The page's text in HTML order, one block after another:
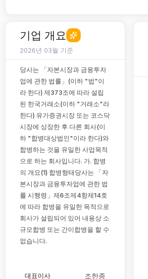
기업 개요
2026년 03월 기준
당사는 「자본시장과 금융투자
업에 관한 법률」(이하 "법"이
라 한다) 제373조에 따라 설립
된 한국거래소(이하 "거래소"라
한다) 유가증권시장 또는 코스닥
시장에 상장한 후 다른 회사(이
하 "합병대상법인"이라 한다)와
합병하는 것을 유일한 사업목적
으로 하는 회사입니다. 가. 합병
의 개요(1) 합병형태당사는 「자
본시장과 금융투자업에 관한 법
률 시행령」제6조제4항제14호
에 따라 합병을 유일한 목적으로
회사가 설립되어 있어 내용상 소
규모합병 또는 간이합병을 할 수
없습니다.
대표이사 조한종